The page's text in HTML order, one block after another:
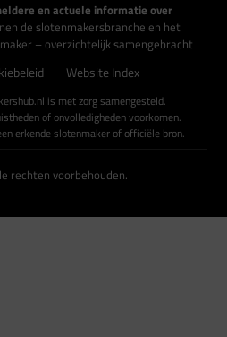
en actuele informatie over
de slotenmakersbranche en het
– overzichtelijk samengebracht
Website Index
is met zorg samengesteld.
of onvolledigheden voorkomen.
erkende slotenmaker of officiële bron.
rechten voorbehouden.